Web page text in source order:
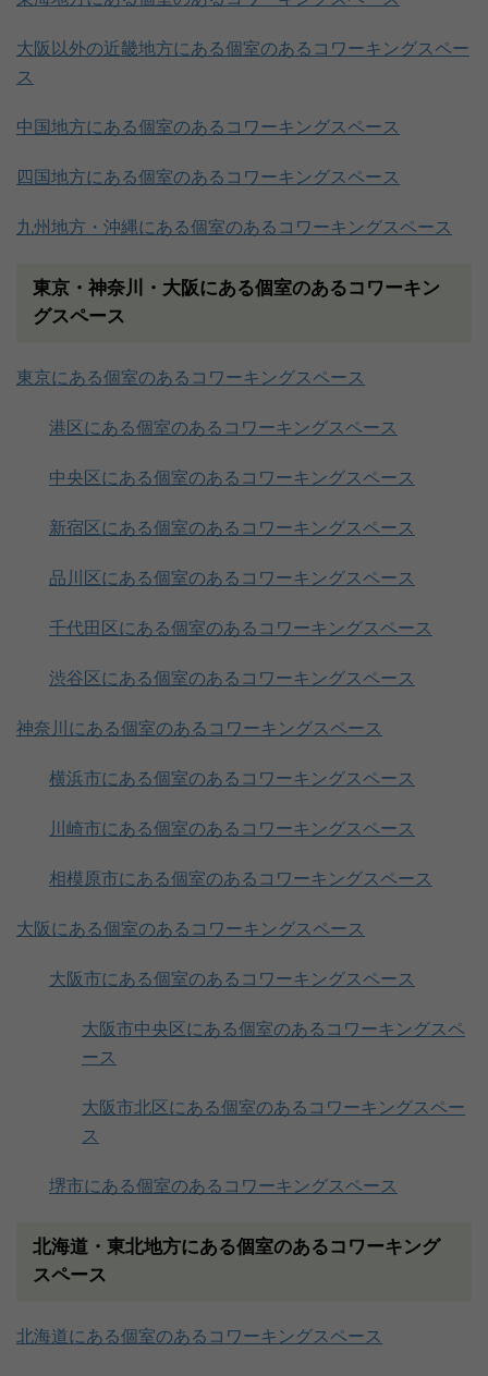
大阪以外の近畿地方にある個室のあるコワーキングスペー
ス
中国地方にある個室のあるコワーキングスペース
四国地方にある個室のあるコワーキングスペース
九州地方・沖縄にある個室のあるコワーキングスペース
東京・神奈川・大阪にある個室のあるコワーキン
グスペース
東京にある個室のあるコワーキングスペース
港区にある個室のあるコワーキングスペース
中央区にある個室のあるコワーキングスペース
新宿区にある個室のあるコワーキングスペース
品川区にある個室のあるコワーキングスペース
千代田区にある個室のあるコワーキングスペース
渋谷区にある個室のあるコワーキングスペース
神奈川にある個室のあるコワーキングスペース
横浜市にある個室のあるコワーキングスペース
川崎市にある個室のあるコワーキングスペース
相模原市にある個室のあるコワーキングスペース
大阪にある個室のあるコワーキングスペース
大阪市にある個室のあるコワーキングスペース
大阪市中央区にある個室のあるコワーキングスペ
ース
大阪市北区にある個室のあるコワーキングスペー
ス
堺市にある個室のあるコワーキングスペース
北海道・東北地方にある個室のあるコワーキング
スペース
北海道にある個室のあるコワーキングスペース